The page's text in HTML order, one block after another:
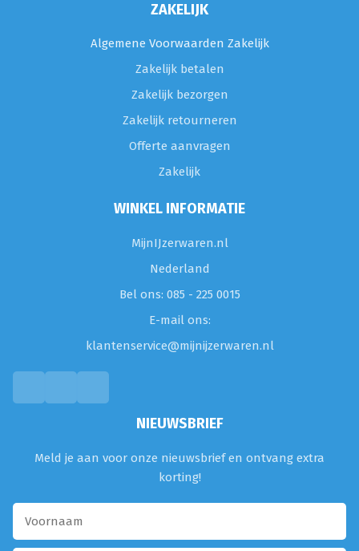
ZAKELIJK
Algemene Voorwaarden Zakelijk
Zakelijk betalen
Zakelijk bezorgen
Zakelijk retourneren
Offerte aanvragen
Zakelijk
WINKEL INFORMATIE
MijnIJzerwaren.nl
Nederland
Bel ons: 085 - 225 0015
E-mail ons:
klantenservice@mijnijzerwaren.nl
NIEUWSBRIEF
Meld je aan voor onze nieuwsbrief en ontvang extra
korting!